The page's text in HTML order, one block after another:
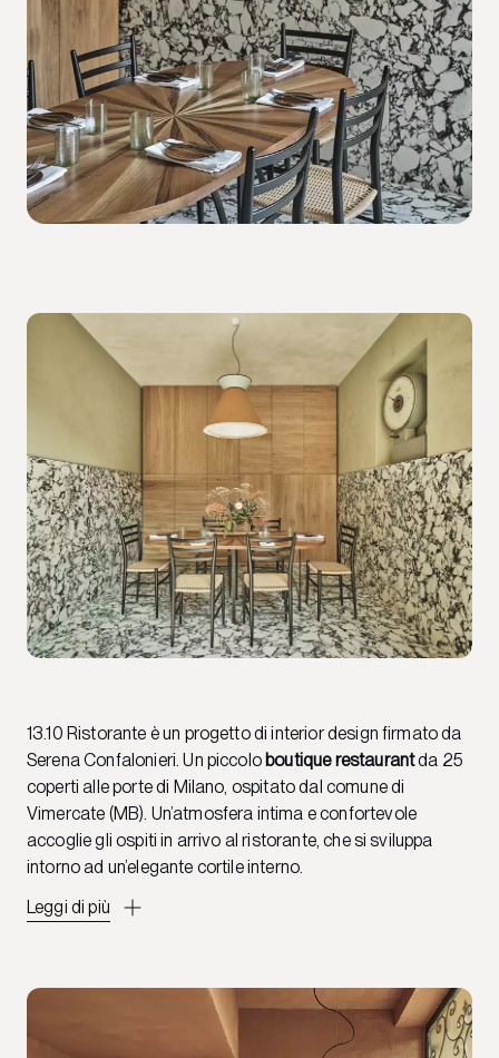
13.10 Ristorante è un progetto di interior design firmato da
Serena Confalonieri. Un piccolo boutique restaurantda 25
coperti alle porte di Milano, ospitato dal comune di
Vimercate (MB). Un’atmosfera intima e confortevole
accoglie gli ospiti in arrivo al ristorante, che si sviluppa
intorno ad un’elegante cortile interno.
Leggi di più